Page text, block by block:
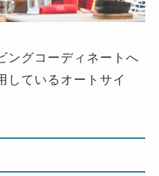
ングコーディネートへ
しているオートサイ